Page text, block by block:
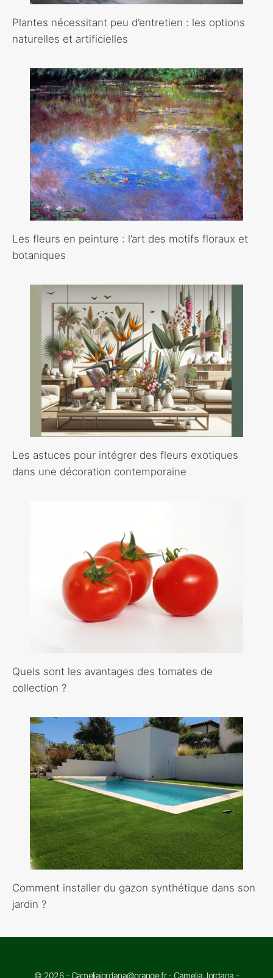
Plantes nécessitant peu d’entretien : les options
naturelles et artificielles
Les fleurs en peinture : l’art des motifs floraux et
botaniques
Les astuces pour intégrer des fleurs exotiques
dans une décoration contemporaine
Quels sont les avantages des tomates de
collection ?
Comment installer du gazon synthétique dans son
jardin ?
© 2026 - Cameliajordana@orange.fr - Camelia Jordana -